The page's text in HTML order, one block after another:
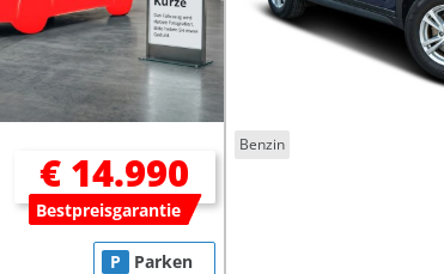
€ 14.990
Bestpreisgarantie
P Parken
Benzin